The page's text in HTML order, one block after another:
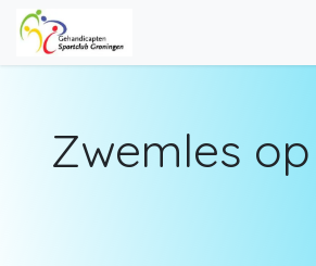
Overslaan naar inhoud
​Zwemles